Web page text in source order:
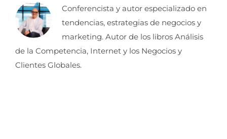
Conferencista y autor especializado en
tendencias, estrategias de negocios y
marketing. Autor de los libros Análisis
de la Competencia, Internet y los Negocios y
Clientes Globales.